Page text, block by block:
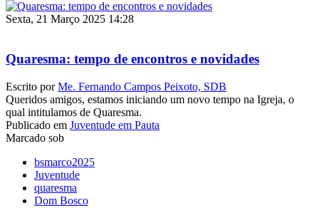
Sexta, 21 Março 2025 14:28
Quaresma: tempo de encontros e novidades
Escrito porMe. Fernando Campos Peixoto, SDB
Queridos amigos, estamos iniciando um novo tempo na Igreja, o
qual intitulamos de Quaresma.
Publicado em Juventude em Pauta
Marcado sob
bsmarco2025
Juventude
quaresma
Dom Bosco